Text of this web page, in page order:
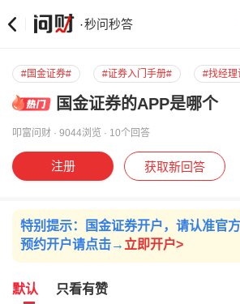
·秒问秒答
#国金证券# #证券入门手册# #找经理
国金证券的APP是哪个
叩富问财 · 9044浏览 · 10个回答
注册 获取新回答
特别提示：国金证券开户，请认准官
预约开户请点击→ 立即开户>
默认 只看有赞